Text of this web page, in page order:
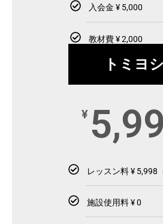
入会金 ¥ 5,000
教材費 ¥ 2,000
トミヨシ
¥
レッスン料 ¥ 5,998
施設使用料 ¥ 0